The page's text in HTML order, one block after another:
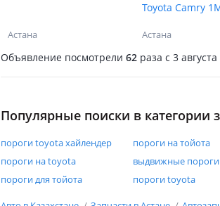
Астана
Toyota Camry
Астана
Объявление посмотрели 62 раза c 3 августа
Популярные поиски в категории
пороги toyota хайлендер пороги на тойота
пороги на toyota
выдвижные пороги
пороги для тойота
пороги toyota